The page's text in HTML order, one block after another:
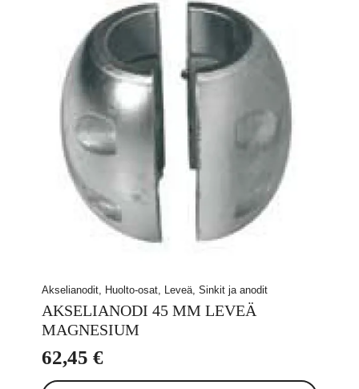
Akselianodit, Huolto-osat, Leveä, Sinkit ja anodit
AKSELIANODI 45 MM LEVEÄ
MAGNESIUM
62,45 €